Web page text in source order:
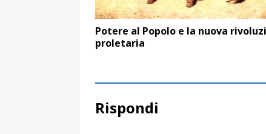
Potere al Popolo e la nuova
proletaria
Rispondi